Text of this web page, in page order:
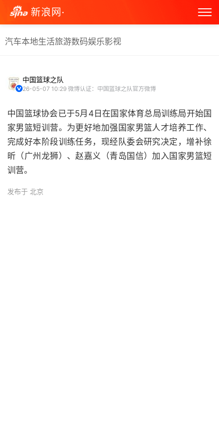
新浪网·
汽车本地生活旅游数码娱乐影视
中国篮球之队
26-05-07 10:29 微博认证：中国篮球之队官方微博
中国篮球协会已于5⽉4⽇在国家体育总局训练局开始国
家男篮短训营。为更好地加强国家男篮人才培养工作、
完成好本阶段训练任务，现经队委会研究决定，增补徐
昕（⼴州⻰狮）、赵嘉义（⻘岛国信）加⼊国家男篮短
训营。 ​
发布于 北京